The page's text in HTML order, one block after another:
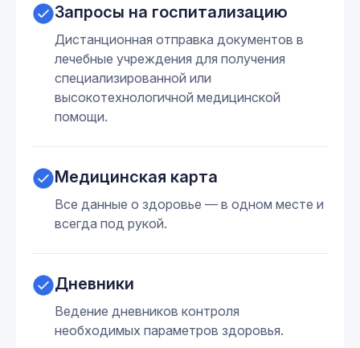
Запросы на госпитализацию
Дистанционная отправка документов в
лечебные учреждения для получения
специализированной или
высокотехнологичной медицинской
помощи.
Медицинская карта
Все данные о здоровье — в одном месте и
всегда под рукой.
Дневники
Ведение дневников контроля
необходимых параметров здоровья.